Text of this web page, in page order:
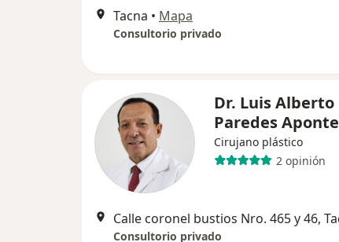
Tacna • Mapa
Consultorio privado
Dr. Luis Alberto
Paredes Aponte
Cirujano plástico
2 opinión
Consultorio privado